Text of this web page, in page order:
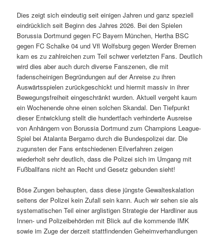
Dies zeigt sich eindeutig seit einigen Jahren und ganz speziell
eindrücklich seit Beginn des Jahres 2026. Bei den Spielen
Borussia Dortmund gegen FC Bayern München, Hertha BSC
gegen FC Schalke 04 und Vfl Wolfsburg gegen Werder Bremen
kam es zu zahlreichen zum Teil schwer verletzten Fans. Deutlich
wird dies aber auch durch diverse Fanszenen, die mit
fadenscheinigen Begründungen auf der Anreise zu ihren
Auswärtsspielen zurückgeschickt und hiermit massiv in ihrer
Bewegungsfreiheit eingeschränkt wurden. Aktuell vergeht kaum
ein Wochenende ohne einen solchen Skandal. Den Tiefpunkt
dieser Entwicklung stellt die hundertfach verhinderte Ausreise
von Anhängern von Borussia Dortmund zum Champions League-
Spiel bei Atalanta Bergamo durch die Bundespolizei dar. Die
zugunsten der Fans entschiedenen Eilverfahren zeigen
wiederholt sehr deutlich, dass die Polizei sich im Umgang mit
Fußballfans nicht an Recht und Gesetz gebunden sieht!
Böse Zungen behaupten, dass diese jüngste Gewalteskalation
seitens der Polizei kein Zufall sein kann. Auch wir sehen sie als
systematischen Teil einer arglistigen Strategie der Hardliner aus
Innen- und Polizeibehörden mit Blick auf die kommende IMK
sowie im Zuge der derzeit stattfindenden Geheimverhandlungen